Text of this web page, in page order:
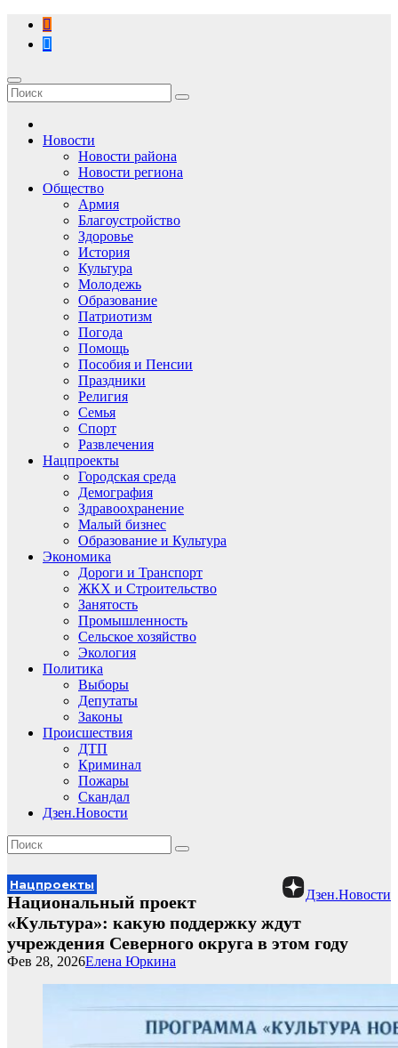
Перейти
содержимому
Новости
Новости района
Новости региона
Общество
Армия
Благоустройство
Здоровье
История
Культура
Молодежь
Образование
Патриотизм
Погода
Помощь
Пособия и Пенсии
Праздники
Религия
Семья
Спорт
Развлечения
Нацпроекты
Городская среда
Демография
Здравоохранение
Малый бизнес
Образование и Культура
Экономика
Дороги и Транспорт
ЖКХ и Строительство
Занятость
Промышленность
Сельское хозяйство
Экология
Политика
Выборы
Депутаты
Законы
Происшествия
ДТП
Криминал
Пожары
Скандал
Дзен.Новости
Дзен.Новости
Нацпроекты
Национальный проект
«Культура»: какую поддержку ждут
учреждения Северного округа в этом году
Елена Юркина
Фев 28, 2026